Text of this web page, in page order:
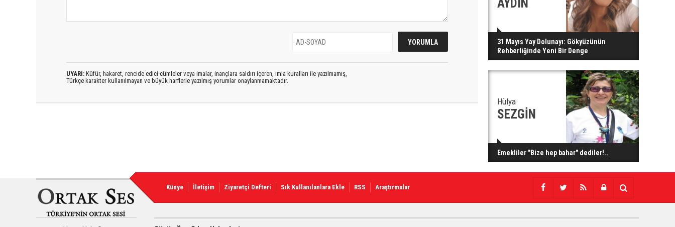
UYARI: Küfür, hakaret, rencide edici cümleler veya imalar, inançlara saldırı içeren, imla kuralları ile yazılmamış,
Türkçe karakter kullanılmayan ve büyük harflerle yazılmış yorumlar onaylanmamaktadır.
AYDIN
31 Mayıs Yay Dolunayı: Gökyüzünün
Rehberliğinde Yeni Bir Denge
Hülya
SEZGİN
Emekliler "Bize hep bahar" dediler!..
Künye İletişim Ziyaretçi Defteri Sık Kullanılanlara Ekle RSS Araştırmalar